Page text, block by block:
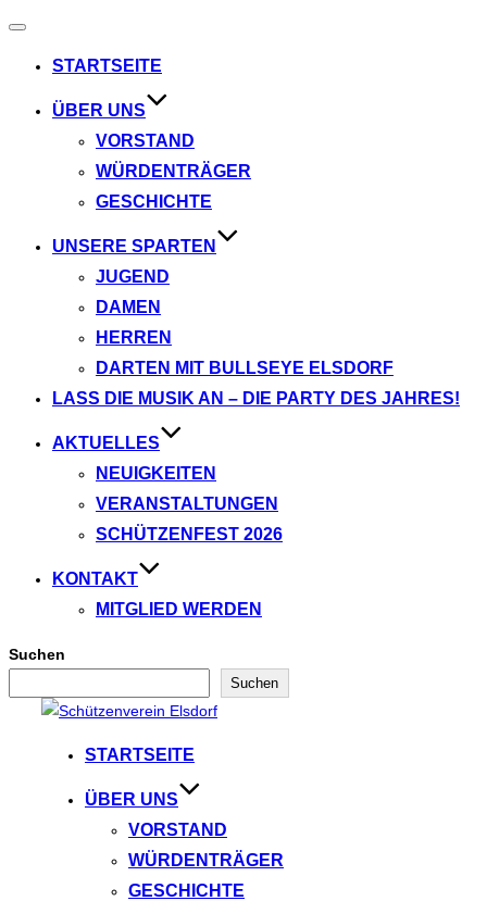
Navigation
STARTSEITE
ÜBER UNS
VORSTAND
WÜRDENTRÄGER
GESCHICHTE
UNSERE SPARTEN
JUGEND
DAMEN
HERREN
DARTEN MIT BULLSEYE ELSDORF
LASS DIE MUSIK AN – DIE PARTY DES JAHRES!
AKTUELLES
NEUIGKEITEN
VERANSTALTUNGEN
SCHÜTZENFEST 2026
KONTAKT
MITGLIED WERDEN
Suchen
Suchen
STARTSEITE
ÜBER UNS
VORSTAND
WÜRDENTRÄGER
GESCHICHTE